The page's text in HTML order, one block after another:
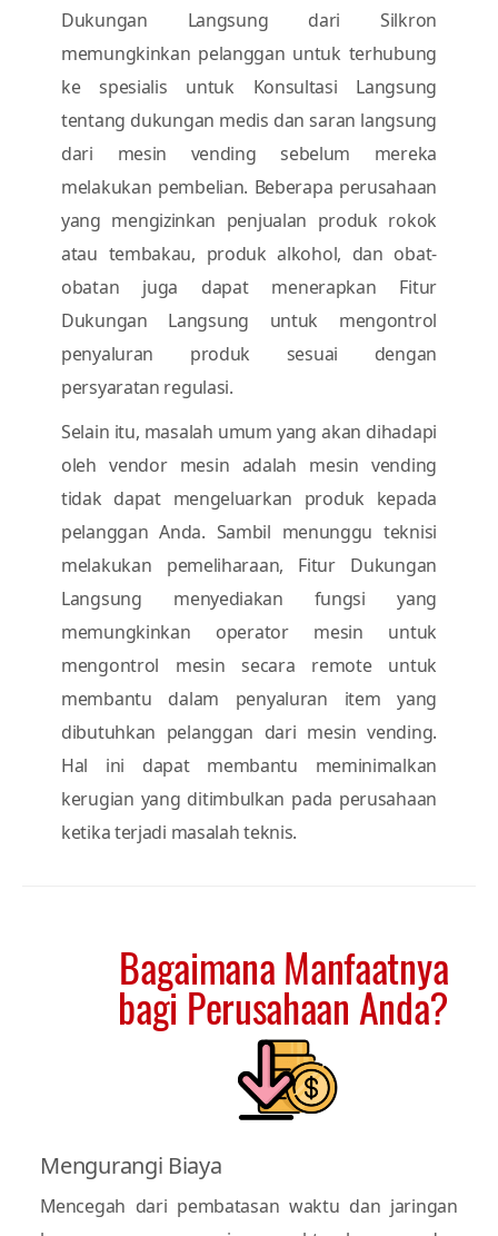
Dukungan Langsung dari Silkron
memungkinkan pelanggan untuk terhubung
ke spesialis untuk Konsultasi Langsung
tentang dukungan medis dan saran langsung
dari mesin vending sebelum mereka
melakukan pembelian. Beberapa perusahaan
yang mengizinkan penjualan produk rokok
atau tembakau, produk alkohol, dan obat-
obatan juga dapat menerapkan Fitur
Dukungan Langsung untuk mengontrol
penyaluran produk sesuai dengan
persyaratan regulasi.
Selain itu, masalah umum yang akan dihadapi
oleh vendor mesin adalah mesin vending
tidak dapat mengeluarkan produk kepada
pelanggan Anda. Sambil menunggu teknisi
melakukan pemeliharaan, Fitur Dukungan
Langsung menyediakan fungsi yang
memungkinkan operator mesin untuk
mengontrol mesin secara remote untuk
membantu dalam penyaluran item yang
dibutuhkan pelanggan dari mesin vending.
Hal ini dapat membantu meminimalkan
kerugian yang ditimbulkan pada perusahaan
ketika terjadi masalah teknis.
Bagaimana Manfaatnya
bagi Perusahaan Anda?
Mengurangi Biaya
Mencegah dari pembatasan waktu dan jaringan